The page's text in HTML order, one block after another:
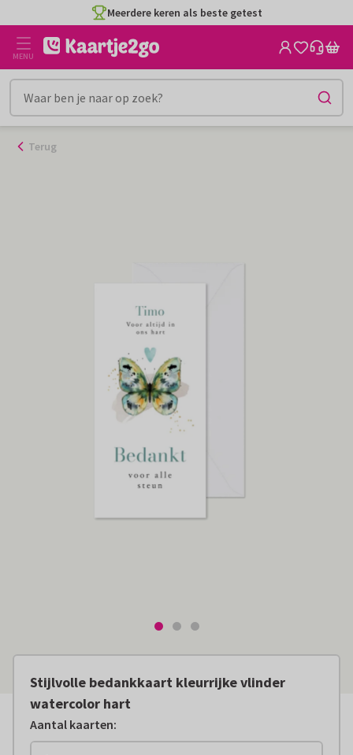
naar
inhoud
Meerdere keren als beste getest
MENU
Terug
Stijlvolle bedankkaart kleurrijke vlinder
watercolor hart
Aantal kaarten: